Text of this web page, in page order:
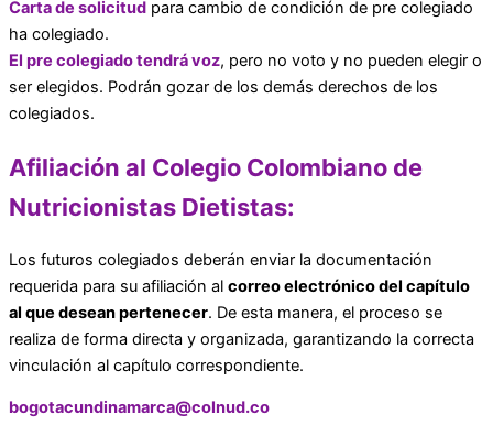
Carta de solicitud para cambio de condición de pre colegiado
ha colegiado.
El pre colegiado tendrá voz, pero no voto y no pueden elegir o
ser elegidos. Podrán gozar de los demás derechos de los
colegiados.
Afiliación al Colegio Colombiano de
Nutricionistas Dietistas:
Los futuros colegiados deberán enviar la documentación
requerida para su afiliación al correo electrónico del capítulo
al que desean pertenecer. De esta manera, el proceso se
realiza de forma directa y organizada, garantizando la correcta
vinculación al capítulo correspondiente.
bogotacundinamarca@colnud.co